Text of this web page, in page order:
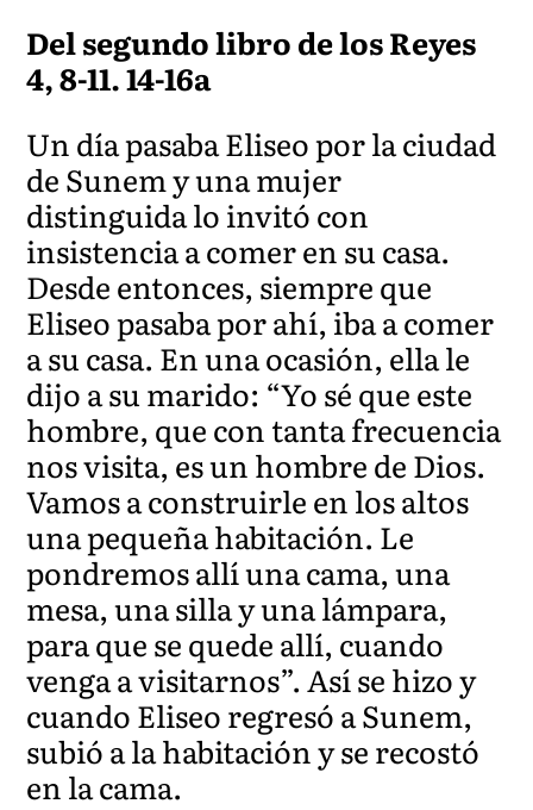
Del segundo libro de los Reyes
4, 8-11. 14-16a
Un día pasaba Eliseo por la ciudad
de Sunem y una mujer
distinguida lo invitó con
insistencia a comer en su casa.
Desde entonces, siempre que
Eliseo pasaba por ahí, iba a comer
a su casa. En una ocasión, ella le
dijo a su marido: “Yo sé que este
hombre, que con tanta frecuencia
nos visita, es un hombre de Dios.
Vamos a construirle en los altos
una pequeña habitación. Le
pondremos allí una cama, una
mesa, una silla y una lámpara,
para que se quede allí, cuando
venga a visitarnos”. Así se hizo y
cuando Eliseo regresó a Sunem,
subió a la habitación y se recostó
en la cama.